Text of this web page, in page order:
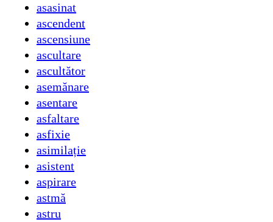
asasinat
ascendent
ascensiune
ascultare
ascultător
asemănare
asentare
asfaltare
asfixie
asimilație
asistent
aspirare
astmă
astru